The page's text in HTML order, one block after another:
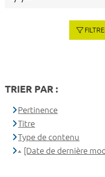
TRIER PAR :
Pertinence
Titre
Type de contenu
[Date de dernière